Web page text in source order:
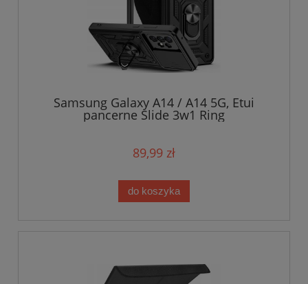
Samsung Galaxy A14 / A14 5G, Etui
pancerne Slide 3w1 Ring
89,99 zł
do koszyka